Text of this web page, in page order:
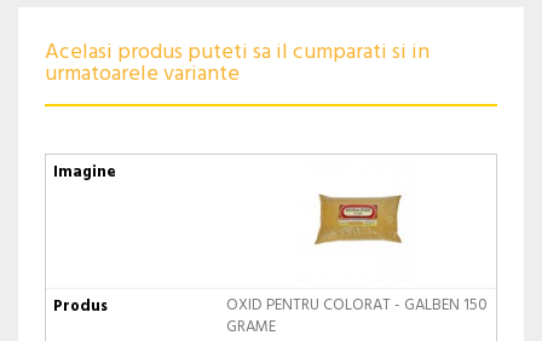
Acelasi produs puteti sa il cumparati si in
urmatoarele variante
OXID PENTRU COLORAT - GALBEN 150
GRAME